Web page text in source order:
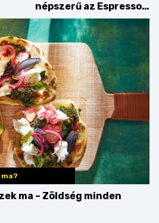
népszerű az Espresso
Martini – és mit
érdemes enni mellé?
ma – Zöldség minden